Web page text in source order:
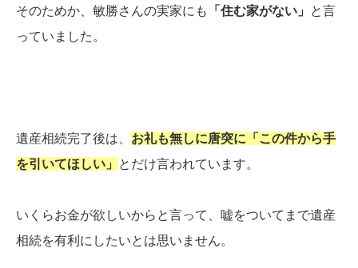
そのためか、敏勝さんの実家にも 「住む家がない」
と言
っていました。
遺産相続完了後は、 お礼も無しに唐突に「この件から手
を引いてほしい」
とだけ言われています。
いくらお金が欲しいからと言って、嘘をついてまで遺産
相続を有利にしたいとは思いません。